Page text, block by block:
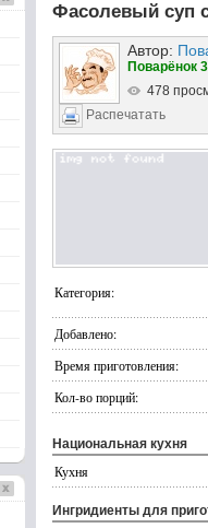
Фасолевый суп
Автор:
Поварёнок
478
Распечатать
Категория:
Добавлено:
Время приготовления:
Кол-во порций:
Национальная кухня
Кухня
Ингридиенты для